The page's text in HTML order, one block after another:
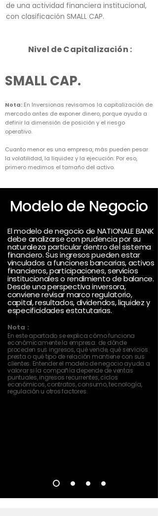
de una actividad financiera institucional,
con clasificación SMALL CAP.
Nivel de Capitalización :
SMALL CAP.
Nota: En Inversionas revisamos la capitalización de
mercado antes de exponer dinero, porque ayuda a
definir la dimensión de posición y el riesgo
operativo.
Cuanto menor es una empresa, más pueden pesar
la volatilidad, la liquidez y la ejecución. Por eso,
primero medimos el tamaño del activo.
Modelo de Negocio
El modelo de negocio de NATIONALE BANK
debe analizarse con prudencia por su
naturaleza particular dentro del sistema
financiero. Sus ingresos pueden estar
vinculados a funciones bancarias, activos
financieros, participaciones, servicios
institucionales o rendimiento de balance.
Desde una perspectiva inversora,
conviene revisar marco regulatorio,
capital, resultados, dividendos, liquidez y
especificidades estatutarias.
Nota :
En este apartado se explica cómo funciona
económicamente la empresa: de dónde
proceden sus ingresos, qué vende, qué servicios
presta o qué tipo de relación mantiene con sus
clientes. Entender el modelo de negocio ayuda a
valorar si la compañía depende de ventas
puntuales, ingresos recurrentes, ciclos
económicos, contratos, consumo, tecnología,
regulación u otros factores.